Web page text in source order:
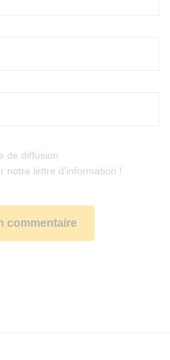
de diffusion
notre lettre d'information !